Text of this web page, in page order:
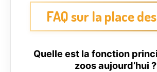
FAQ sur la place
Quelle est la fonction
zoos aujourd’hui ?